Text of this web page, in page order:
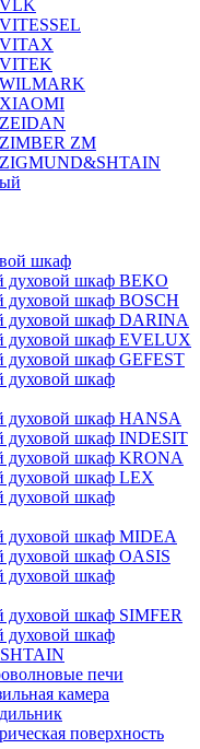
ZM
шкаф
духовой шкаф BEKO
духовой шкаф BOSCH
духовой шкаф DARINA
духовой шкаф EVELUX
духовой шкаф GEFEST
духовой шкаф
духовой шкаф HANSA
духовой шкаф INDESIT
духовой шкаф KRONA
духовой шкаф LEX
духовой шкаф
духовой шкаф MIDEA
духовой шкаф OASIS
духовой шкаф
духовой шкаф SIMFER
духовой шкаф
печи
камера
поверхность